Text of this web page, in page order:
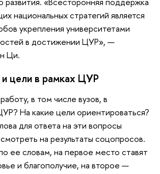
национальных стратегий является
укрепления университетами
в достижении ЦУР», —
Ци.
цели в рамках ЦУР
в том числе вузов, в
На какие цели ориентироваться?
для ответа на эти вопросы
на результаты соцопросов.
ее словам, на первое место ставят
и благополучие, на второе —